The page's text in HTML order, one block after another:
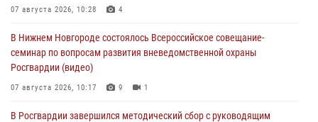
07 августа 2026, 10:28 4
В Нижнем Новгороде состоялось Всероссийское совещание-
семинар по вопросам развития вневедомственной охраны
Росгвардии (видео)
07 августа 2026, 10:17 9 1
В Росгвардии завершился методический сбор с руководящим